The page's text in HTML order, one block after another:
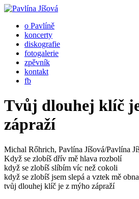
o Pavlíně
koncerty
diskografie
fotogalerie
zpěvník
kontakt
fb
Tvůj dlouhej klíč
zápraží
Michal Rőhrich, Pavlína Jíšová/Pavlína
Když se zlobíš dřív mě hlava rozbolí
když se zlobíš slíbím víc než cokoli
když se zlobíš jsem slepá a vztek mě
tvůj dlouhej klíč je z mýho zápraží